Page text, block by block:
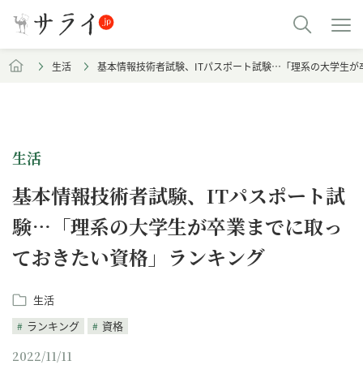
生活 基本情報技術者試験、ITパスポート試験…「理系の大学生
生活
基本情報技術者試験、ITパスポート試
験…「理系の大学生が卒業までに取っ
ておきたい資格」ランキング
生活
ランキング
資格
2022/11/11